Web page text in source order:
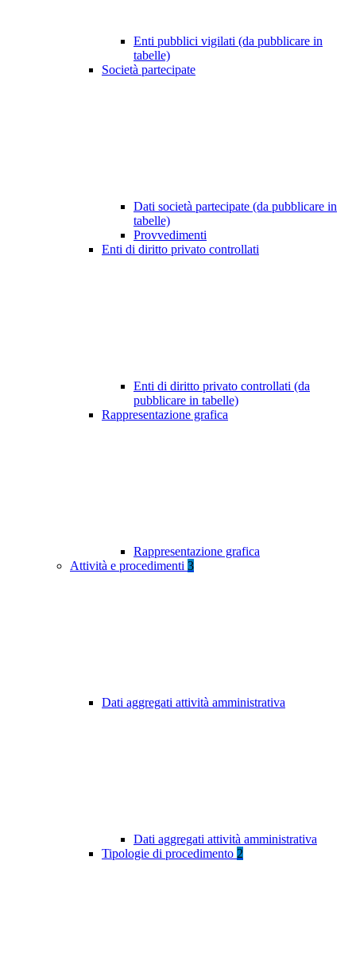
Enti pubblici vigilati (da pubblicare in
tabelle)
Società partecipate
Dati società partecipate (da pubblicare in
tabelle)
Provvedimenti
Enti di diritto privato controllati
Enti di diritto privato controllati (da
pubblicare in tabelle)
Rappresentazione grafica
Rappresentazione grafica
Attività e procedimenti 3
Dati aggregati attività amministrativa
Dati aggregati attività amministrativa
Tipologie di procedimento 2